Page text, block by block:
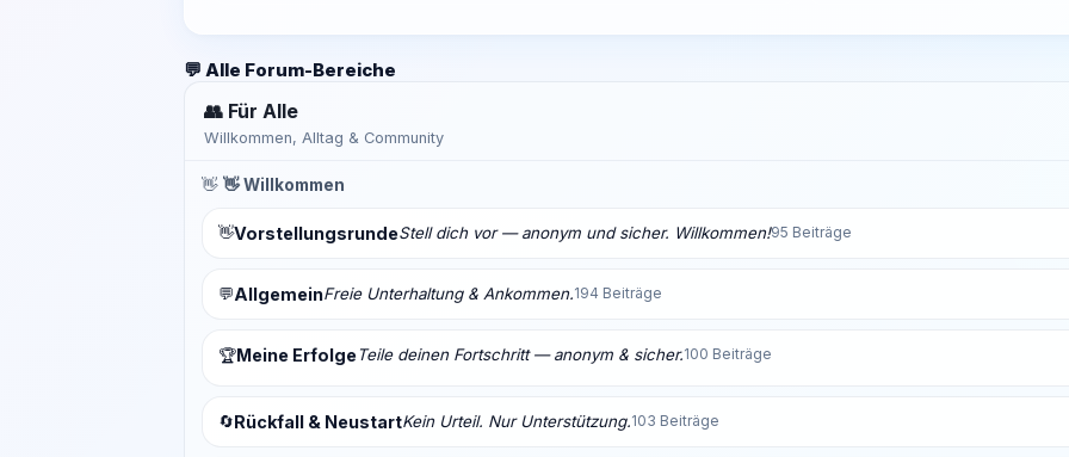
💬 Alle Forum-Bereiche
👥 Für Alle
Willkommen, Alltag & Community
👋 👋 Willkommen
👋VorstellungsrundeStell dich vor — anonym und sicher. Willkommen!95 Beiträge
💬AllgemeinFreie Unterhaltung & Ankommen.194 Beiträge
🏆Meine ErfolgeTeile deinen Fortschritt — anonym & sicher.100 Beiträge
🔄Rückfall & NeustartKein Urteil. Nur Unterstützung.103 Beiträge